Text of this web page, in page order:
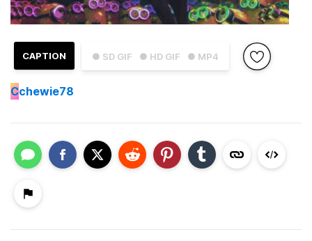
● SD GIF ● HD GIF ● MP4
CAPTION
Cchewie78